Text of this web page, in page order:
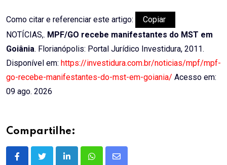
Como citar e referenciar este artigo:
Copiar
NOTÍCIAS,. MPF/GO recebe manifestantes do MST em
Goiânia. Florianópolis: Portal Jurídico Investidura, 2011.
Disponível em: https://investidura.com.br/noticias/mpf/mpf-
go-recebe-manifestantes-do-mst-em-goiania/ Acesso em:
09 ago. 2026
Compartilhe:
LinkedInWhatsappShare